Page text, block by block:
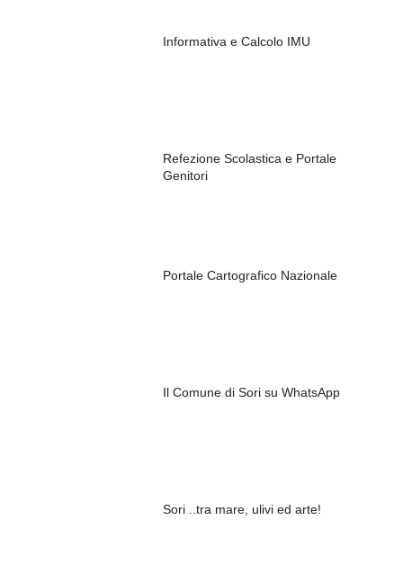
Informativa e Calcolo IMU
Refezione Scolastica e Portale
Genitori
Portale Cartografico Nazionale
Il Comune di Sori su WhatsApp
Sori ..tra mare, ulivi ed arte!